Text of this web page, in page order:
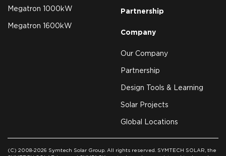
Megatron 1000kW
Megatron 1600kW
Partnership
Company
Our Company
Partnership
Design Tools & Learning
Solar Projects
Global Locations
(C) 2008-2026 Symtech Solar Group. All rights reserved. SYMTECH SOLAR, the